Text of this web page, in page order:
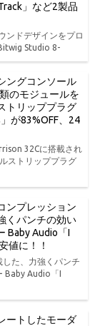
」など2製品
ンドデザインをプロ
Studio 8-
ングコンソール
のモジュールを
トリッププラグ
が83%OFF、24
32Cに搭載され
ストリッププラグ
ンプレッション
くパンチの効い
Baby Audio「I
値に！！
た、力強くパンチ
Baby Audio「I
ートしたモーダ